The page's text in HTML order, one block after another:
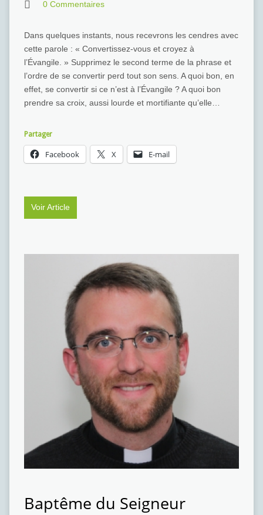
0 Commentaires
Dans quelques instants, nous recevrons les cendres avec
cette parole : « Convertissez-vous et croyez à
l’Évangile. » Supprimez le second terme de la phrase et
l’ordre de se convertir perd tout son sens. A quoi bon, en
effet, se convertir si ce n’est à l’Évangile ? A quoi bon
prendre sa croix, aussi lourde et mortifiante qu’elle…
Partager
Facebook X E-mail
Voir Article
Baptême du Seigneur